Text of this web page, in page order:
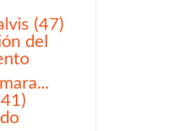
(47)
del